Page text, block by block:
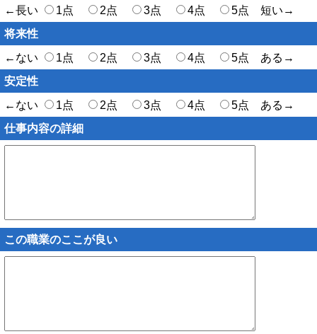
←長い
1点 2点 3点 4点
5点 短い→
将来性
←ない
1点 2点 3点 4点
5点 ある→
安定性
←ない
1点 2点 3点 4点
5点 ある→
仕事内容の詳細
この職業のここが良い